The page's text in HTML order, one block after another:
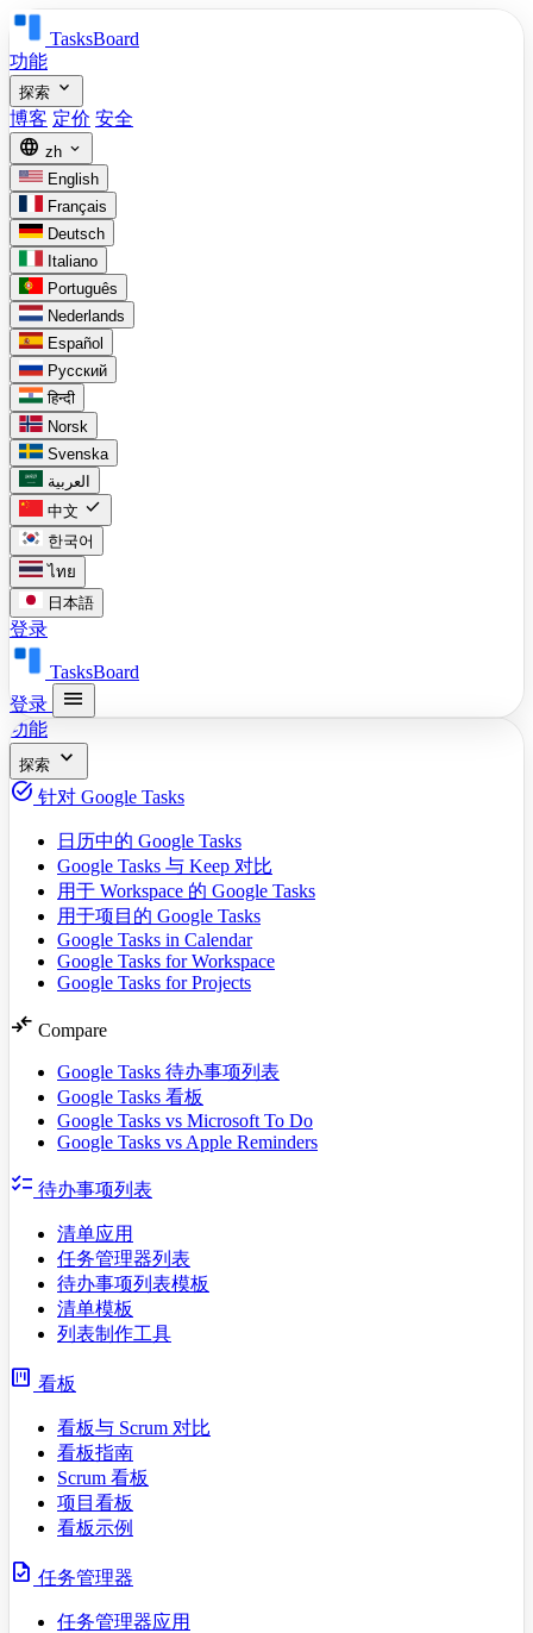
TasksBoard
功能
探索 expand_more
博客 定价 安全
language zh expand_more
English
Français
Deutsch
Italiano
Português
Nederlands
Español
Русский
हिन्दी
Norsk
Svenska
العربية
中文 check
한국어
ไทย
日本語
登录
TasksBoard
登录
menu
功能
探索 expand_more
task_alt 针对 Google Tasks
日历中的 Google Tasks
Google Tasks 与 Keep 对比
用于 Workspace 的 Google Tasks
用于项目的 Google Tasks
Google Tasks in Calendar
Google Tasks for Workspace
Google Tasks for Projects
compare_arrows Compare
Google Tasks 待办事项列表
Google Tasks 看板
Google Tasks vs Microsoft To Do
Google Tasks vs Apple Reminders
checklist 待办事项列表
清单应用
任务管理器列表
待办事项列表模板
清单模板
列表制作工具
view_kanban 看板
看板与 Scrum 对比
看板指南
Scrum 看板
项目看板
看板示例
task 任务管理器
任务管理器应用